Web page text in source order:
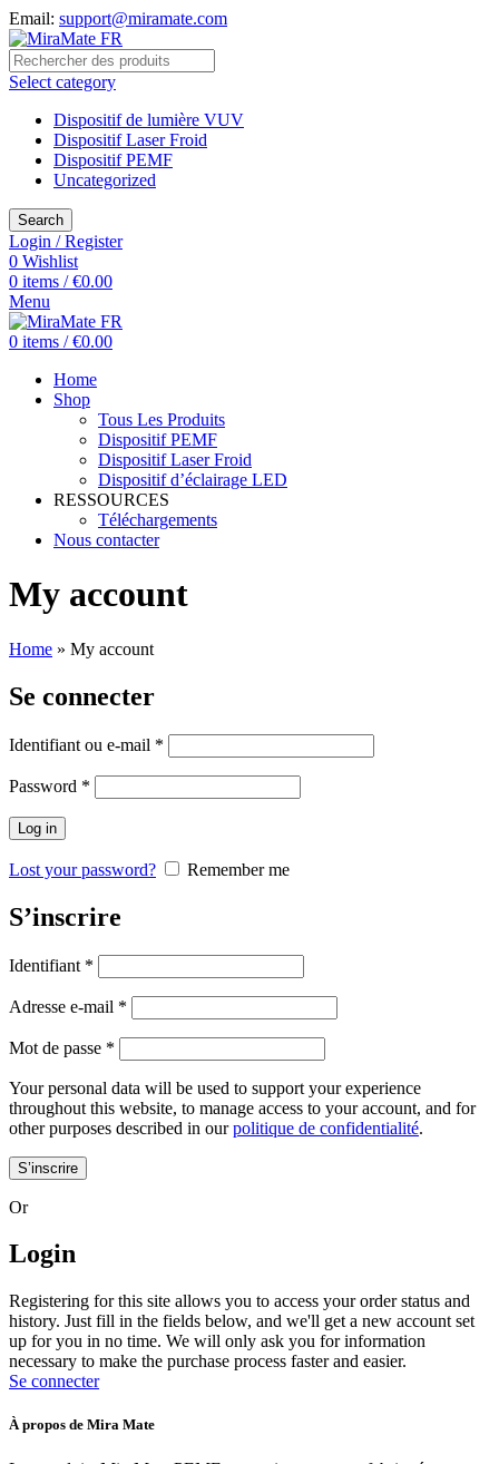
Email: support@miramate.com
Select category
Dispositif de lumière VUV
Dispositif Laser Froid
Dispositif PEMF
Uncategorized
Search
Login / Register
0 Wishlist
0 items / €0.00
Menu
0 items / €0.00
Home
Shop
Tous Les Produits
Dispositif PEMF
Dispositif Laser Froid
Dispositif d’éclairage LED
RESSOURCES
Téléchargements
Nous contacter
My account
Home » My account
Se connecter
Identifiant ou e-mail *
Password *
Log in
Lost your password? Remember me
S’inscrire
Identifiant *
Adresse e-mail *
Mot de passe *
Your personal data will be used to support your experience
throughout this website, to manage access to your account, and for
other purposes described in ourpolitique de confidentialité.
S’inscrire
Or
Login
Registering for this site allows you to access your order status and
history. Just fill in the fields below, and we'll get a new account set
up for you in no time. We will only ask you for information
necessary to make the purchase process faster and easier.
Se connecter
À propos de Mira Mate